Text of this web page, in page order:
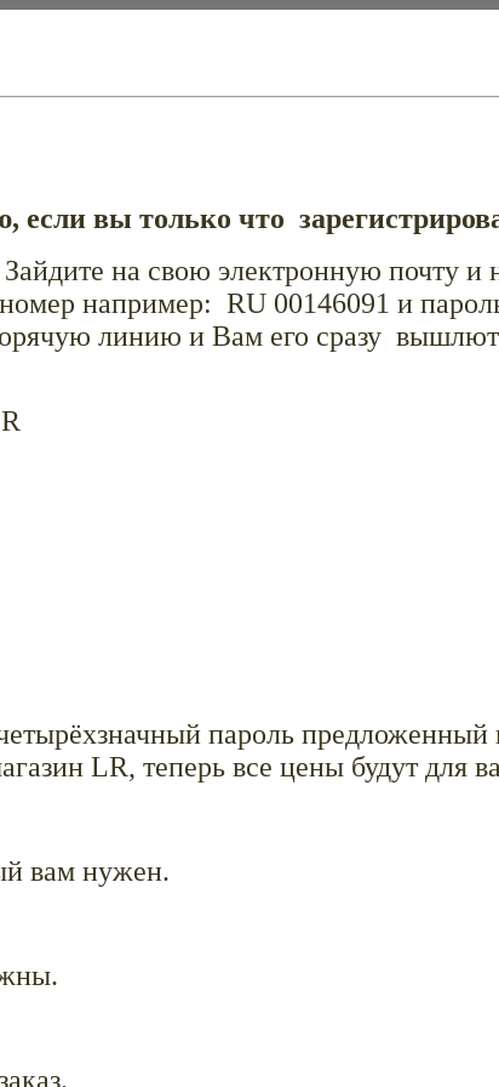
вы только что
на свою электронную почту и
например: RU 00146091 и
линию и Вам его сразу вышлют
пароль предложенный
LR, теперь все цены будут для
вам нужен.